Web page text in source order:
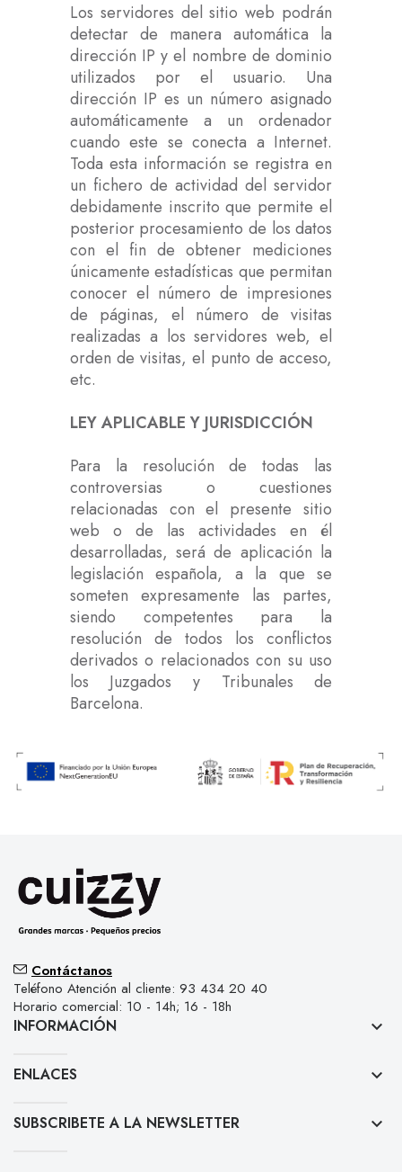
Los servidores del sitio web podrán
detectar de manera automática la
dirección IP y el nombre de dominio
utilizados por el usuario. Una
dirección IP es un número asignado
automáticamente a un ordenador
cuando este se conecta a Internet.
Toda esta información se registra en
un fichero de actividad del servidor
debidamente inscrito que permite el
posterior procesamiento de los datos
con el fin de obtener mediciones
únicamente estadísticas que permitan
conocer el número de impresiones
de páginas, el número de visitas
realizadas a los servidores web, el
orden de visitas, el punto de acceso,
etc.
LEY APLICABLE Y JURISDICCIÓN
Para la resolución de todas las
controversias o cuestiones
relacionadas con el presente sitio
web o de las actividades en él
desarrolladas, será de aplicación la
legislación española, a la que se
someten expresamente las partes,
siendo competentes para la
resolución de todos los conflictos
derivados o relacionados con su uso
los Juzgados y Tribunales de
Barcelona.
Contáctanos
Teléfono Atención al cliente: 93 434 20 40
Horario comercial: 10 - 14h; 16 - 18h
INFORMACIÓN keyboard_arrow_down
ENLACES keyboard_arrow_down
SUBSCRIBETE A LA NEWSLETTER keyboard_arrow_down